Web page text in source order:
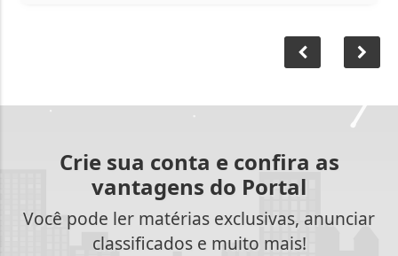
Crie sua conta e confira as
vantagens do Portal
Você pode ler matérias exclusivas, anunciar
classificados e muito mais!